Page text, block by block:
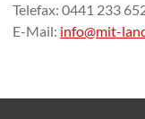
Telefax: 0441 233
E-Mail: info@mit-